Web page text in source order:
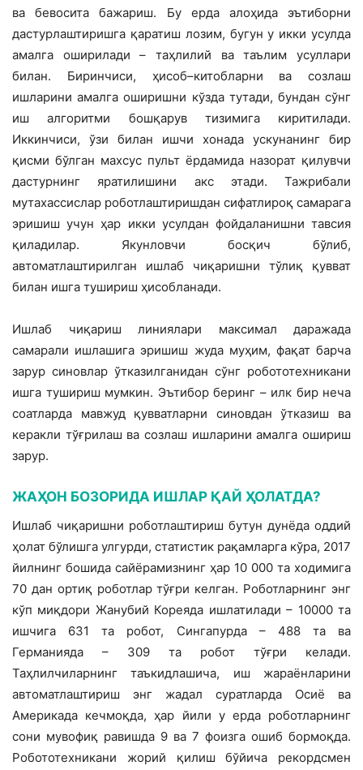
ва бевосита бажариш. Бу ерда алоҳида эътиборни
дастурлаштиришга қаратиш лозим, бугун у икки усулда
амалга оширилади – таҳлилий ва таълим усуллари
билан. Биринчиси, ҳисоб–китобларни ва созлаш
ишларини амалга оширишни кўзда тутади, бундан сўнг
иш алгоритми бошқарув тизимига киритилади.
Иккинчиси, ўзи билан ишчи хонада ускунанинг бир
қисми бўлган махсус пульт ёрдамида назорат қилувчи
дастурнинг яратилишини акс этади. Тажрибали
мутахассислар роботлаштиришдан сифатлироқ самарага
эришиш учун ҳар икки усулдан фойдаланишни тавсия
қиладилар. Якунловчи босқич бўлиб,
автоматлаштирилган ишлаб чиқаришни тўлиқ қувват
билан ишга тушириш ҳисобланади.
Ишлаб чиқариш линиялари максимал даражада
самарали ишлашига эришиш жуда муҳим, фақат барча
зарур синовлар ўтказилганидан сўнг робототехникани
ишга тушириш мумкин. Эътибор беринг – илк бир неча
соатларда мавжуд қувватларни синовдан ўтказиш ва
керакли тўғрилаш ва созлаш ишларини амалга ошириш
зарур.
ЖАҲОН БОЗОРИДА ИШЛАР ҚАЙ ҲОЛАТДА?
Ишлаб чиқаришни роботлаштириш бутун дунёда оддий
ҳолат бўлишга улгурди, статистик рақамларга кўра, 2017
йилнинг бошида сайёрамизнинг ҳар 10 000 та ходимига
70 дан ортиқ роботлар тўғри келган. Роботларнинг энг
кўп миқдори Жанубий Кореяда ишлатилади – 10000 та
ишчига 631 та робот, Сингапурда – 488 та ва
Германияда – 309 та робот тўғри келади.
Таҳлилчиларнинг таъкидлашича, иш жараёнларини
автоматлаштириш энг жадал суратларда Осиё ва
Америкада кечмоқда, ҳар йили у ерда роботларнинг
сони мувофиқ равишда 9 ва 7 фоизга ошиб бормоқда.
Робототехникани жорий қилиш бўйича рекордсмен